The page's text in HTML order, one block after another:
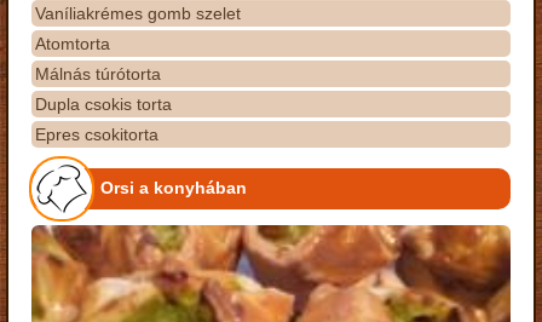
Vaníliakrémes gomb szelet
Atomtorta
Málnás túrótorta
Dupla csokis torta
Epres csokitorta
Orsi a konyhában